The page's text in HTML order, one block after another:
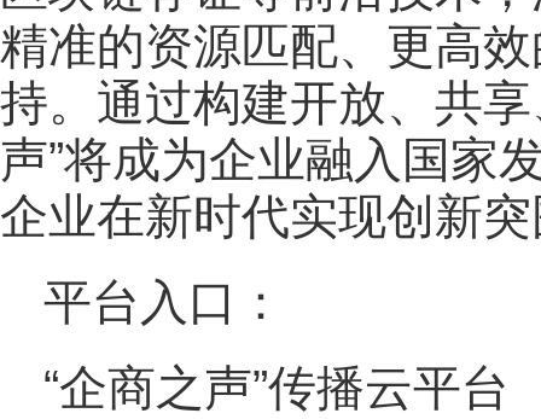
精准的资源匹配、更高
持。通过构建开放、共
声”将成为企业融入国家
企业在新时代实现创新
平台入口：
“企商之声”传播云平台